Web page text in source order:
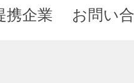
携企業 お問い